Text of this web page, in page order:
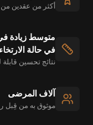
أكثر من عقدين من
في حالة الارتخاء
نتائج تحسين
آلاف المرضى
موثوق به من قِبل